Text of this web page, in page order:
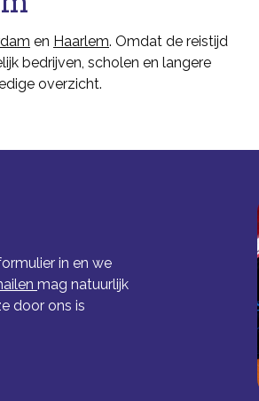
en Haarlem. Omdat de reistijd
bedrijven, scholen en langere
overzicht.
in en we
mag natuurlijk
door ons is